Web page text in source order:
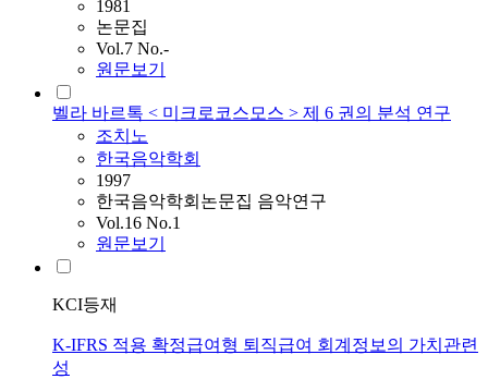
1981
논문집
Vol.7 No.-
원문보기
벨라 바르톡 < 미크로코스모스 > 제 6 권의 분석 연구
조치노
한국음악학회
1997
한국음악학회논문집 음악연구
Vol.16 No.1
원문보기
KCI등재
K-IFRS 적용 확정급여형 퇴직급여 회계정보의 가치관련
성